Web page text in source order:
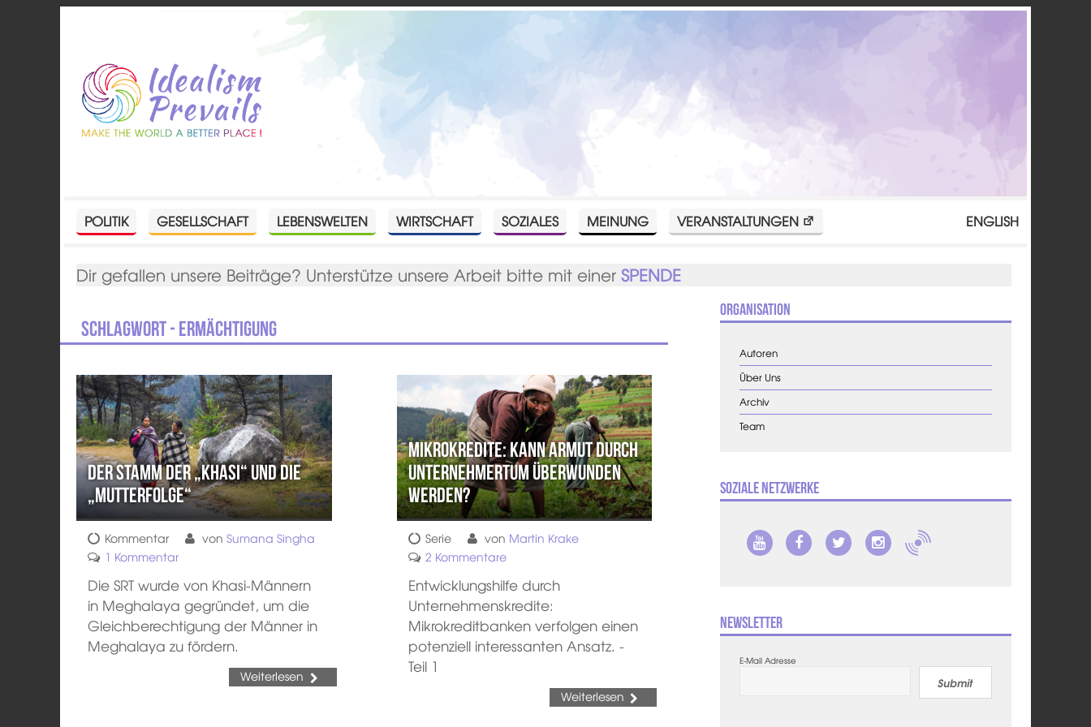
POLITIK GESELLSCHAFT LEBENSWELTEN WIRTSCHAFT SOZIALES MEINUNG VERANSTALTUNGEN ENGLISH
Dir gefallen unsere Beiträge? Unterstütze unsere Arbeit bitte mit einerSPENDE
Schlagwort - Ermächtigung
Der Stamm der „Khasi“ und die
„Mutterfolge“
Kommentar vonSumana Singha
1 Kommentar
Die SRT wurde von Khasi-Männern
in Meghalaya gegründet, um die
Gleichberechtigung der Männer in
Meghalaya zu fördern.
Weiterlesen
Mikrokredite: Kann Armut durch
Unternehmertum überwunden
werden?
Serie von Martin Krake
2 Kommentare
Entwicklungshilfe durch
Unternehmenskredite:
Mikrokreditbanken verfolgen einen
potenziell interessanten Ansatz. -
Teil 1
Weiterlesen
Organisation
Autoren
Über Uns
Archiv
Team
Soziale Netzwerke
Newsletter
E-Mail Adresse
Submit